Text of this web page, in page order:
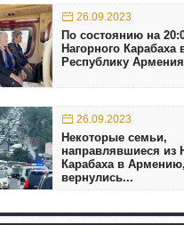
26.09.2023
По состоянию на
Нагорного Карабаха
Республику
26.09.2023
Некоторые семьи,
направлявшиеся из
Карабаха в Армению,
вернулись...